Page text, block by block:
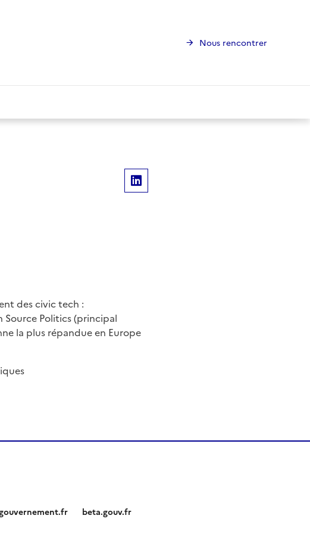
Nous rencontrer
des civic tech :
Source Politics (principal
la plus répandue en Europe
beta.gouv.fr